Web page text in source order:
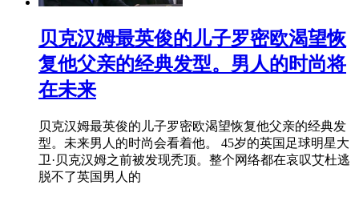
贝克汉姆最英俊的儿子罗密欧渴望恢
复他父亲的经典发型。男人的时尚将
在未来
贝克汉姆最英俊的儿子罗密欧渴望恢复他父亲的经典发
型。未来男人的时尚会看着他。 45岁的英国足球明星大
卫·贝克汉姆之前被发现秃顶。整个网络都在哀叹艾杜逃
脱不了英国男人的